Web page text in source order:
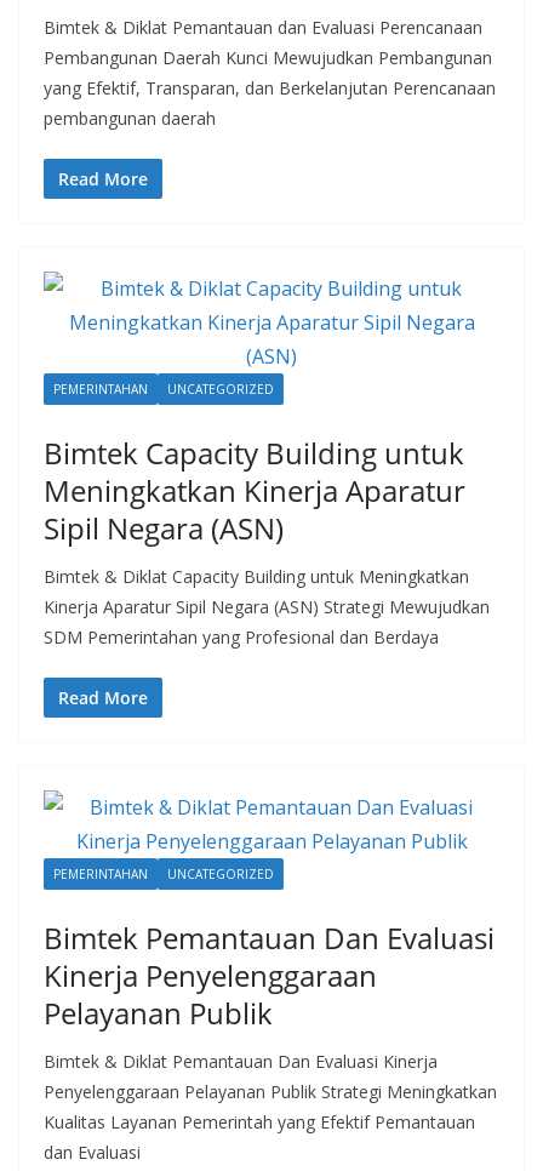
Bimtek & Diklat Pemantauan dan Evaluasi Perencanaan
Pembangunan Daerah Kunci Mewujudkan Pembangunan
yang Efektif, Transparan, dan Berkelanjutan Perencanaan
pembangunan daerah
Read More
PEMERINTAHAN UNCATEGORIZED
Bimtek Capacity Building untuk
Meningkatkan Kinerja Aparatur
Sipil Negara (ASN)
Bimtek & Diklat Capacity Building untuk Meningkatkan
Kinerja Aparatur Sipil Negara (ASN) Strategi Mewujudkan
SDM Pemerintahan yang Profesional dan Berdaya
Read More
PEMERINTAHAN UNCATEGORIZED
Bimtek Pemantauan Dan Evaluasi
Kinerja Penyelenggaraan
Pelayanan Publik
Bimtek & Diklat Pemantauan Dan Evaluasi Kinerja
Penyelenggaraan Pelayanan Publik Strategi Meningkatkan
Kualitas Layanan Pemerintah yang Efektif Pemantauan
dan Evaluasi